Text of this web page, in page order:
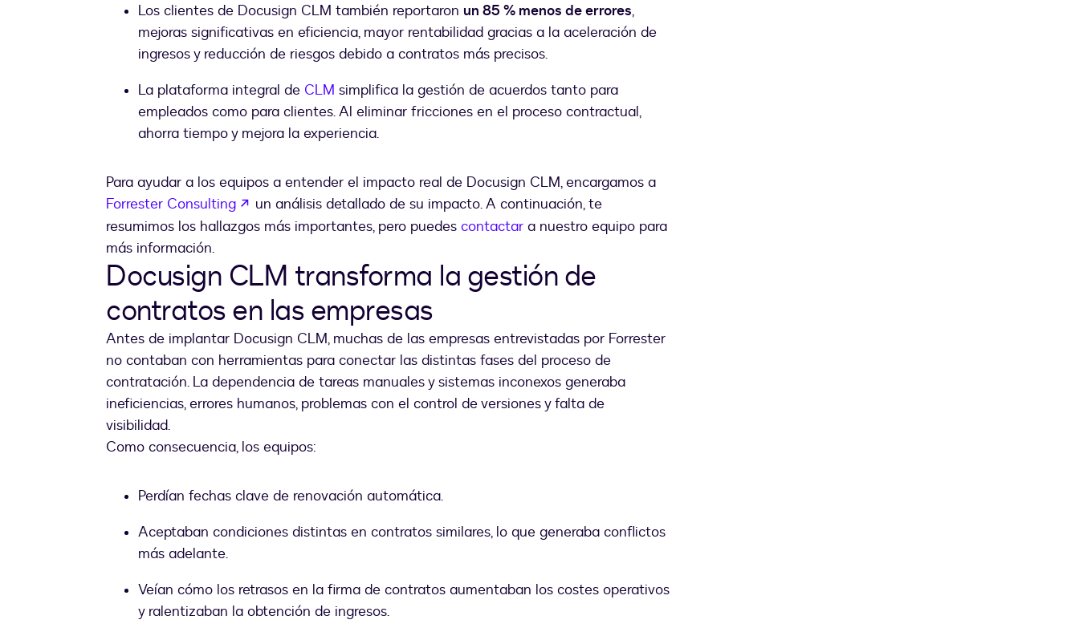
Los clientes de Docusign CLM también reportaron un 85 % menos de errores,
mejoras significativas en eficiencia, mayor rentabilidad gracias a la aceleración de
ingresos y reducción de riesgos debido a contratos más precisos.
La plataforma integral de CLM simplifica la gestión de acuerdos tanto para
empleados como para clientes. Al eliminar fricciones en el proceso contractual,
ahorra tiempo y mejora la experiencia.
Para ayudar a los equipos a entender el impacto real de Docusign CLM, encargamos a
Forrester Consulting
se abre en una nueva pestaña
un análisis detallado de su impacto. A continuación, te
resumimos los hallazgos más importantes, pero puedes contactar a nuestro equipo para
más información.
Docusign CLM transforma la gestión de
contratos en las empresas
Antes de implantar Docusign CLM, muchas de las empresas entrevistadas por Forrester
no contaban con herramientas para conectar las distintas fases del proceso de
contratación. La dependencia de tareas manuales y sistemas inconexos generaba
ineficiencias, errores humanos, problemas con el control de versiones y falta de
visibilidad.
Como consecuencia, los equipos:
Perdían fechas clave de renovación automática.
Aceptaban condiciones distintas en contratos similares, lo que generaba conflictos
más adelante.
Veían cómo los retrasos en la firma de contratos aumentaban los costes operativos
y ralentizaban la obtención de ingresos.